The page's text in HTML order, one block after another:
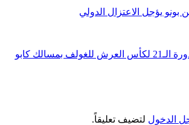
انطلاق منافسات الدورة الـ21 لكأس العرش للغولف بمسالك كابو
الدخول لتضيف تعليقاً.